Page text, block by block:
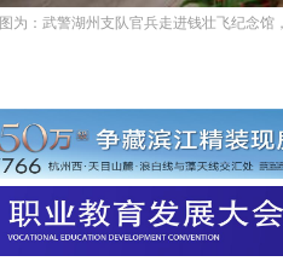
图为：武警湖州支队官兵走进钱壮飞纪念馆